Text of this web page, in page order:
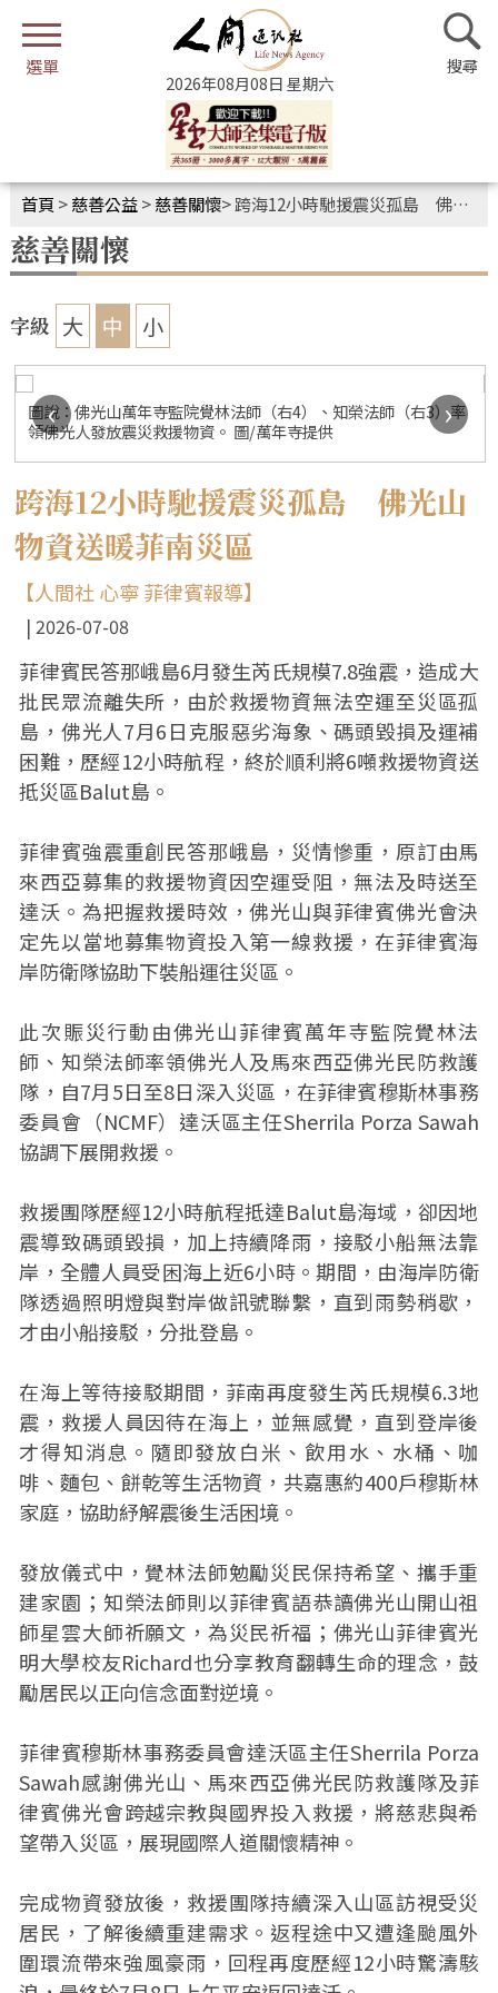
2026年08月08日 星期六
首頁 >慈善公益>慈善關懷>跨海12小時馳援震災孤島 佛光山物資送暖菲南災區
慈善關懷
字級 大 中 小
圖說：佛光山萬年寺監院覺林法師（右4）、知榮法師（右3）率
領佛光人發放震災救援物資。 圖/萬年寺提供
‹ ›
跨海12小時馳援震災孤島 佛光山
物資送暖菲南災區
【人間社 心寧 菲律賓報導】
2026-07-08
菲律賓民答那峨島6月發生芮氏規模7.8強震，造成大
批民眾流離失所，由於救援物資無法空運至災區孤
島，佛光人7月6日克服惡劣海象、碼頭毀損及運補
困難，歷經12小時航程，終於順利將6噸救援物資送
抵災區Balut島。
菲律賓強震重創民答那峨島，災情慘重，原訂由馬
來西亞募集的救援物資因空運受阻，無法及時送至
達沃。為把握救援時效，佛光山與菲律賓佛光會決
定先以當地募集物資投入第一線救援，在菲律賓海
岸防衛隊協助下裝船運往災區。
此次賑災行動由佛光山菲律賓萬年寺監院覺林法
師、知榮法師率領佛光人及馬來西亞佛光民防救護
隊，自7月5日至8日深入災區，在菲律賓穆斯林事務
委員會（NCMF）達沃區主任Sherrila Porza Sawah
協調下展開救援。
救援團隊歷經12小時航程抵達Balut島海域，卻因地
震導致碼頭毀損，加上持續降雨，接駁小船無法靠
岸，全體人員受困海上近6小時。期間，由海岸防衛
隊透過照明燈與對岸做訊號聯繫，直到雨勢稍歇，
才由小船接駁，分批登島。
在海上等待接駁期間，菲南再度發生芮氏規模6.3地
震，救援人員因待在海上，並無感覺，直到登岸後
才得知消息。隨即發放白米、飲用水、水桶、咖
啡、麵包、餅乾等生活物資，共嘉惠約400戶穆斯林
家庭，協助紓解震後生活困境。
發放儀式中，覺林法師勉勵災民保持希望、攜手重
建家園；知榮法師則以菲律賓語恭讀佛光山開山祖
師星雲大師祈願文，為災民祈福；佛光山菲律賓光
明大學校友Richard也分享教育翻轉生命的理念，鼓
勵居民以正向信念面對逆境。
菲律賓穆斯林事務委員會達沃區主任Sherrila Porza
Sawah感謝佛光山、馬來西亞佛光民防救護隊及菲
律賓佛光會跨越宗教與國界投入救援，將慈悲與希
望帶入災區，展現國際人道關懷精神。
完成物資發放後，救援團隊持續深入山區訪視受災
居民，了解後續重建需求。返程途中又遭逢颱風外
圍環流帶來強風豪雨，回程再度歷經12小時驚濤駭